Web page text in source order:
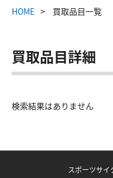
HOME 買取品目一覧
買取品目詳細
検索結果はありません
スポーツサ